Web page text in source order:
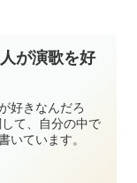
が演歌を好
好きなんだろ
て、自分の中で
いています。